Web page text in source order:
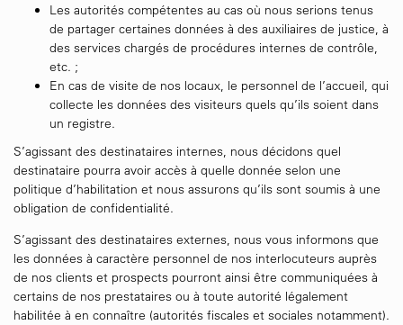
Les autorités compétentes au cas où nous serions tenus
de partager certaines données à des auxiliaires de justice, à
des services chargés de procédures internes de contrôle,
etc. ;
En cas de visite de nos locaux, le personnel de l’accueil, qui
collecte les données des visiteurs quels qu’ils soient dans
un registre.
S’agissant des destinataires internes, nous décidons quel
destinataire pourra avoir accès à quelle donnée selon une
politique d’habilitation et nous assurons qu’ils sont soumis à une
obligation de confidentialité.
S’agissant des destinataires externes, nous vous informons que
les données à caractère personnel de nos interlocuteurs auprès
de nos clients et prospects pourront ainsi être communiquées à
certains de nos prestataires ou à toute autorité légalement
habilitée à en connaître (autorités fiscales et sociales notamment).